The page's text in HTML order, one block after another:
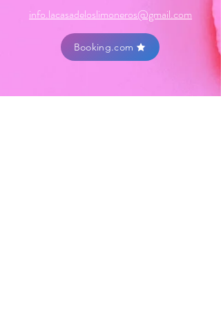
info.lacasadeloslimoneros@gmail.com
Booking.com